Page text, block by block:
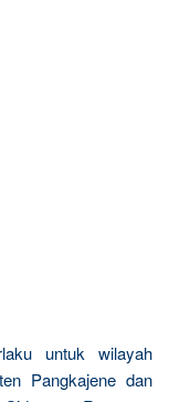
untuk wilayah
Pangkajene dan